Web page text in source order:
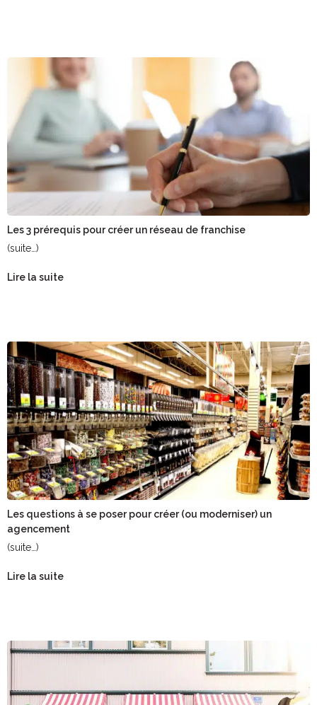
Les 3 prérequis pour créer un réseau de franchise
(suite…)
Lire la suite
Les questions à se poser pour créer (ou moderniser) un
agencement
(suite…)
Lire la suite